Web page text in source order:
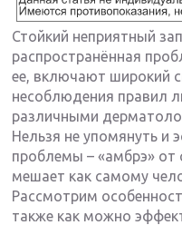
Стойкий неприятный
распространённая
ее, включают широкий
несоблюдения правил
различными
Нельзя не упомянуть и
проблемы – «амбрэ» от
мешает как самому
Рассмотрим
также как можно